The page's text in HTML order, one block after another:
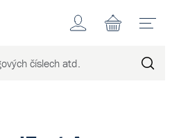
Účet